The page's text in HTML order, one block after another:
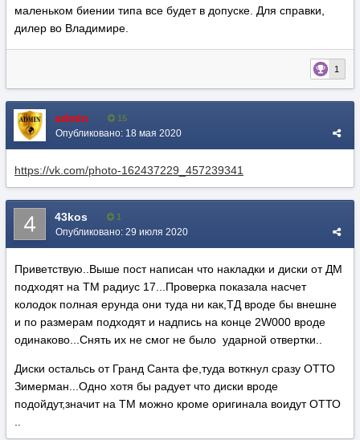
маленьком биении типа все будет в допуске. Для справки,
дилер во Владимире.
1
admin 15
Опубликовано: 18 мая 2020
https://vk.com/photo-162437229_457239341
43kos 1
Опубликовано: 29 июля 2020
Приветствую..Выше пост написан что накладки и диски от ДМ
подходят на ТМ радиус 17...Проверка показала насчет
колодок полная ерунда они туда ни как,ТД вроде бы внешне
и по размерам подходят и надпись на конце 2W000 вроде
одинаково...Снять их не смог не было ударной отвертки..
Диски остальсь от Гранд Санта фе,туда воткнул сразу ОТТО
Зимерман...Одно хотя бы радует что диски вроде
подойдут,значит на ТМ можно кроме оригинала воидут ОТТО